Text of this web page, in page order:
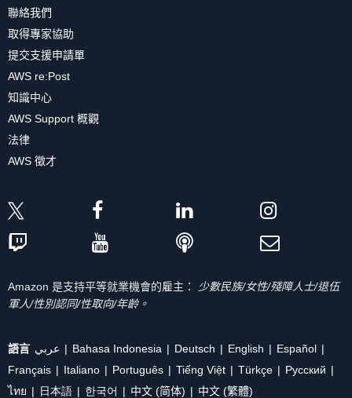
聯絡我們
取得專家協助
提交支援申請單
AWS re:Post
知識中心
AWS Support 概觀
法律
AWS 徵才
Amazon 是支持平等就業機會的雇主：
少數民族/女性/殘障人士/退伍
軍人/性別認同/性取向/年齡。
語言 عربي Bahasa Indonesia Deutsch English
Español
Français
Italiano Português Tiếng Việt Türkçe
Ρусский
ไทย
日本語 한국어 中文 (简体) 中文 (繁體)